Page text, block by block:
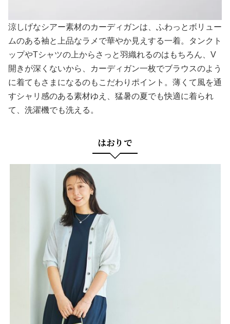
涼しげなシアー素材のカーディガンは、ふわっとボリュー
ムのある袖と上品なラメで華やか見えする一着。タンクト
ップやTシャツの上からさっと羽織れるのはもちろん、V
開きが深くないから、カーディガン一枚でブラウスのよう
に着てもさまになるのもこだわりポイント。薄くて風を通
すシャリ感のある素材ゆえ、猛暑の夏でも快適に着られ
て、洗濯機でも洗える。
はおりで